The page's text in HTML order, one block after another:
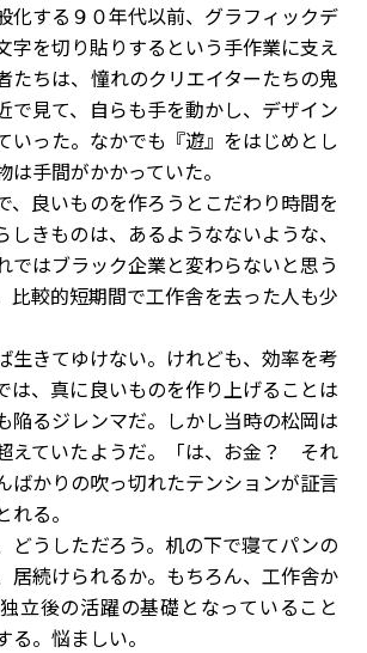
化する９０年代以前、グラフィックデ
字を切り貼りするという手作業に支え
たちは、憧れのクリエイターたちの鬼
で見て、自らも手を動かし、デザイン
いった。なかでも『遊』をはじめとし
は手間がかかっていた。
、良いものを作ろうとこだわり時間を
しきものは、あるようなないような、
ではブラック企業と変わらないと思う
比較的短期間で工作舎を去った人も少
生きてゆけない。けれども、効率を考
は、真に良いものを作り上げることは
陥るジレンマだ。しかし当時の松岡は
えていたようだ。「は、お金？ それ
ばかりの吹っ切れたテンションが証言
る。
どうしただろう。机の下で寝てパンの
居続けられるか。もちろん、工作舎か
立後の活躍の基礎となっていること
。悩ましい。